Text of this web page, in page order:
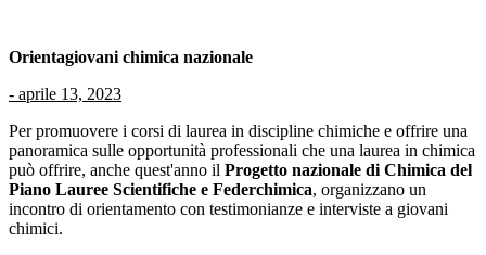
Orientagiovani chimica nazionale
- aprile 13, 2023
Per promuovere i corsi di laurea in discipline chimiche e offrire una
panoramica sulle opportunità professionali che una laurea in chimica
può offrire, anche quest'anno il Progetto nazionale di Chimica del
Piano Lauree Scientifiche e Federchimica, organizzano un
incontro di orientamento con testimonianze e interviste a giovani
chimici.